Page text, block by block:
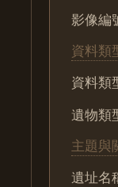
影像編
資料類
資料類
遺物類
主題與
遺址名